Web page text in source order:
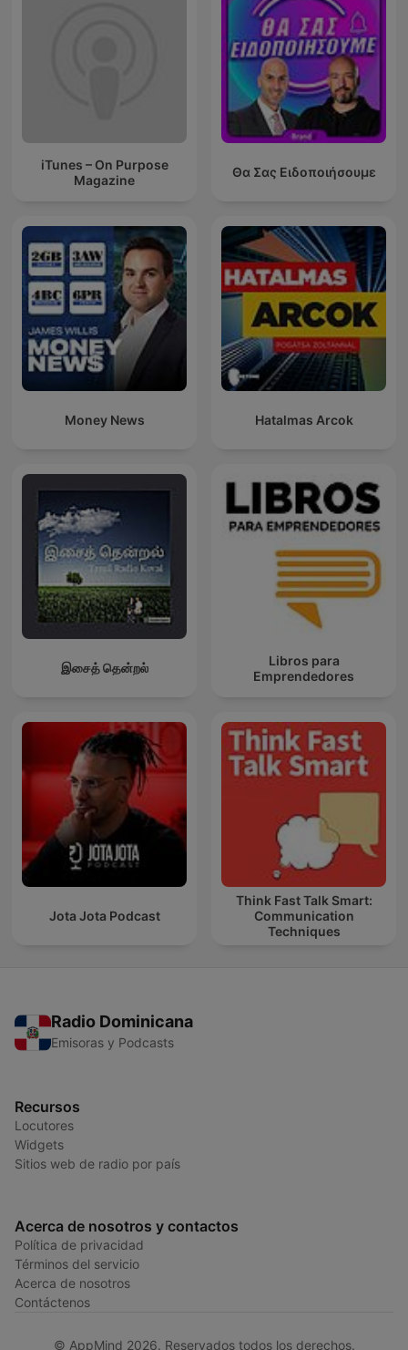
iTunes – On Purpose
Magazine
Θα Σας Ειδοποιήσουμε
Money News Hatalmas Arcok
இசைத் தென்றல்
Libros para
Emprendedores
Jota Jota Podcast
Think Fast Talk Smart:
Communication
Techniques
Radio Dominicana
Emisoras y Podcasts
Recursos
Locutores
Widgets
Sitios web de radio por país
Acerca de nosotros y contactos
Política de privacidad
Términos del servicio
Acerca de nosotros
Contáctenos
© AppMind 2026. Reservados todos los derechos.